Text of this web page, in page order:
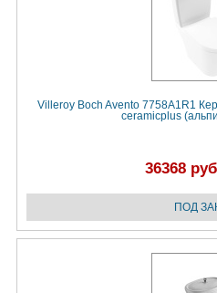
Villeroy Boch Avento 7758A1R1
ceramicplus
36368